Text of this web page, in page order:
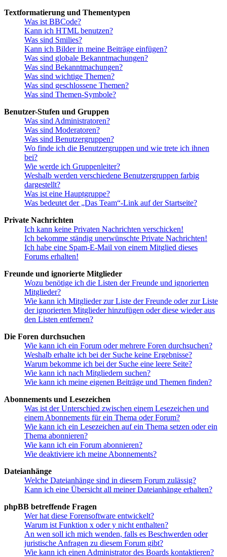
Textformatierung und Thementypen
Was ist BBCode?
Kann ich HTML benutzen?
Was sind Smilies?
Kann ich Bilder in meine Beiträge einfügen?
Was sind globale Bekanntmachungen?
Was sind Bekanntmachungen?
Was sind wichtige Themen?
Was sind geschlossene Themen?
Was sind Themen-Symbole?
Benutzer-Stufen und Gruppen
Was sind Administratoren?
Was sind Moderatoren?
Was sind Benutzergruppen?
Wo finde ich die Benutzergruppen und wie trete ich ihnen
bei?
Wie werde ich Gruppenleiter?
Weshalb werden verschiedene Benutzergruppen farbig
dargestellt?
Was ist eine Hauptgruppe?
Was bedeutet der „Das Team“-Link auf der Startseite?
Private Nachrichten
Ich kann keine Privaten Nachrichten verschicken!
Ich bekomme ständig unerwünschte Private Nachrichten!
Ich habe eine Spam-E-Mail von einem Mitglied dieses
Forums erhalten!
Freunde und ignorierte Mitglieder
Wozu benötige ich die Listen der Freunde und ignorierten
Mitglieder?
Wie kann ich Mitglieder zur Liste der Freunde oder zur Liste
der ignorierten Mitglieder hinzufügen oder diese wieder aus
den Listen entfernen?
Die Foren durchsuchen
Wie kann ich ein Forum oder mehrere Foren durchsuchen?
Weshalb erhalte ich bei der Suche keine Ergebnisse?
Warum bekomme ich bei der Suche eine leere Seite?
Wie kann ich nach Mitgliedern suchen?
Wie kann ich meine eigenen Beiträge und Themen finden?
Abonnements und Lesezeichen
Was ist der Unterschied zwischen einem Lesezeichen und
einem Abonnements für ein Thema oder Forum?
Wie kann ich ein Lesezeichen auf ein Thema setzen oder ein
Thema abonnieren?
Wie kann ich ein Forum abonnieren?
Wie deaktiviere ich meine Abonnements?
Dateianhänge
Welche Dateianhänge sind in diesem Forum zulässig?
Kann ich eine Übersicht all meiner Dateianhänge erhalten?
phpBB betreffende Fragen
Wer hat diese Forensoftware entwickelt?
Warum ist Funktion x oder y nicht enthalten?
An wen soll ich mich wenden, falls es Beschwerden oder
juristische Anfragen zu diesem Forum gibt?
Wie kann ich einen Administrator des Boards kontaktieren?